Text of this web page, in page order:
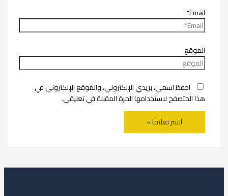
Email*
الموقع
احفظ اسمي، بريدي الإلكتروني، والموقع الإلكتروني في
هذا المتصفح لاستخدامها المرة المقبلة في تعليقي.